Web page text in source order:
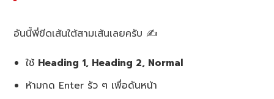
อันนี้พี่ขีดเส้นใต้สามเส้นเลยครับ ✍️
ใช้ Heading 1, Heading 2, Normal
ห้ามกด Enter รัว ๆ เพื่อดันหน้า